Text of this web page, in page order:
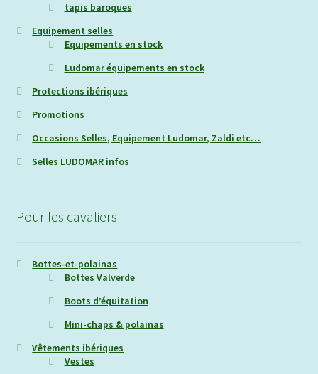
tapis baroques
Equipement selles
Equipements en stock
Ludomar équipements en stock
Protections ibériques
Promotions
Occasions Selles, Equipement Ludomar, Zaldi etc…
Selles LUDOMAR infos
Pour les cavaliers
Bottes-et-polainas
Bottes Valverde
Boots d’équitation
Mini-chaps & polainas
Vêtements ibériques
Vestes